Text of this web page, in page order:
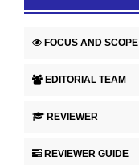
FOCUS AND SCOPE
EDITORIAL TEAM
REVIEWER
REVIEWER GUIDE